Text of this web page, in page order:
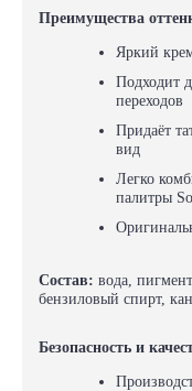
Преимущества
Яркий
Подходит
переходов
Придаёт
вид
Легко
палитры
Состав: вода,
бензиловый спирт,
Безопасность и